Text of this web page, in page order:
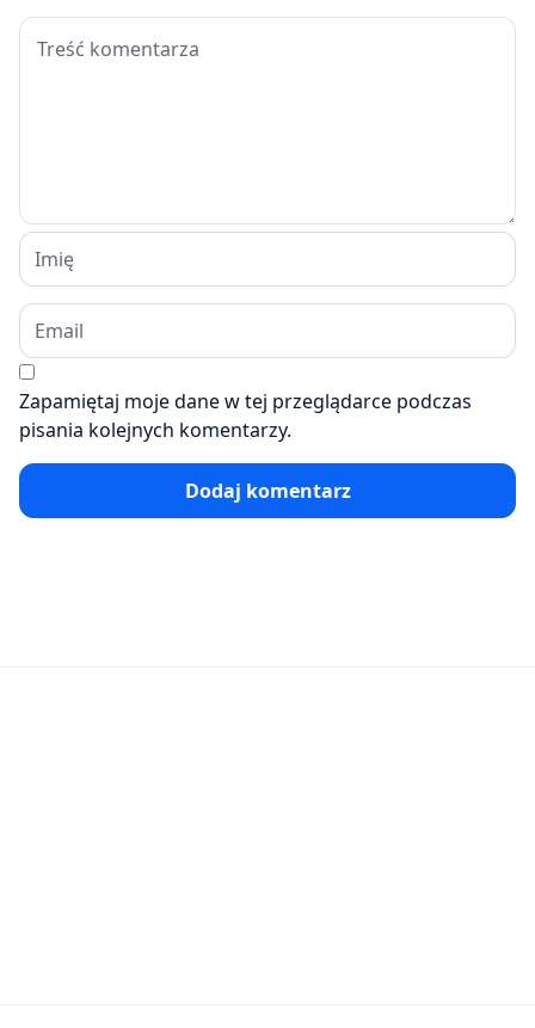
Zapamiętaj moje dane w tej przeglądarce podczas
pisania kolejnych komentarzy.
Dodaj komentarz